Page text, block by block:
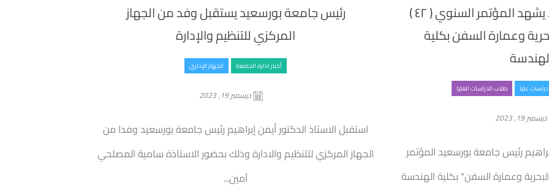
رئيس جامعة بورسعيد يستقبل وفد من الجهاز
المركزي للتنظيم والإدارة
أخبار ادارة الجامعة الجهاز الإداري
ديسمبر 19, 2023
استقبل الاستاذ الدكتور أيمن إبراهيم رئيس جامعة بورسعيد وفدا من
الجهاز المركزي للتنظيم والادارة وذلك بحضور الاستاذة سامية المصلحي
آمين...
رئيس جامعة بورسعيد يشهد المؤتمر السنوي ( ٤٢ )
وعمارة السفن بكلية
دراسات عليا طلاب الدراسات العليا
ديسمبر 19, 2023
رئيس جامعة بورسعيد المؤتمر
البحرية وعمارة السفن" بكلية الهندسة